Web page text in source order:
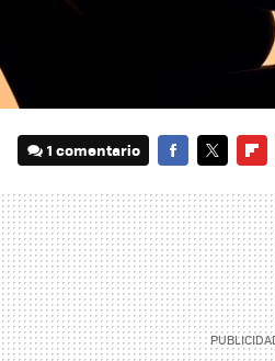
1 comentario